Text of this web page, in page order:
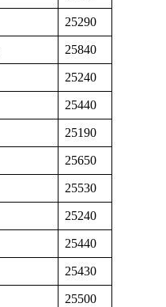
25290
25840
25240
25440
25190
25650
25530
25240
25440
25430
25500